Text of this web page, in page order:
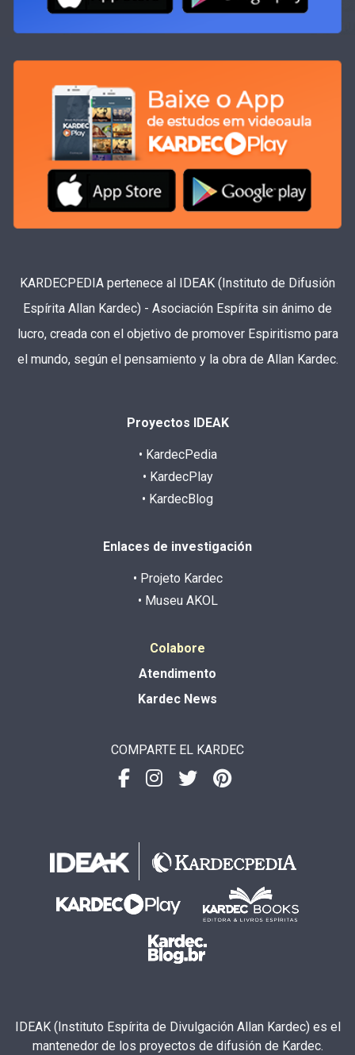
KARDECPEDIA pertenece al IDEAK (Instituto de Difusión
Espírita Allan Kardec) - Asociación Espírita sin ánimo de
lucro, creada con el objetivo de promover Espiritismo para
el mundo, según el pensamiento y la obra de Allan Kardec.
Proyectos IDEAK
• KardecPedia
• KardecPlay
• KardecBlog
Enlaces de investigación
• Projeto Kardec
• Museu AKOL
Colabore
Atendimento
Kardec News
COMPARTE EL KARDEC
IDEAK (Instituto Espírita de Divulgación Allan Kardec) es el
mantenedor de los proyectos de difusión de Kardec.